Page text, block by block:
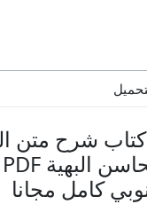
شرح متن
كامل مجانا